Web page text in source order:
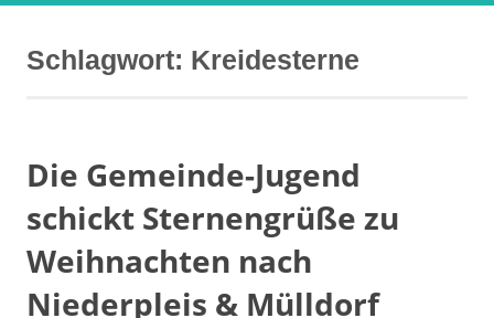
Schlagwort: Kreidesterne
Die Gemeinde-Jugend
schickt Sternengrüße zu
Weihnachten nach
Niederpleis & Mülldorf